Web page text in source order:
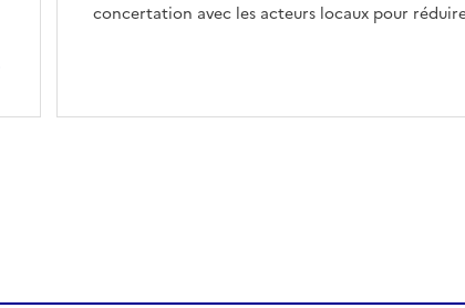
concertation avec les acteurs locaux pour